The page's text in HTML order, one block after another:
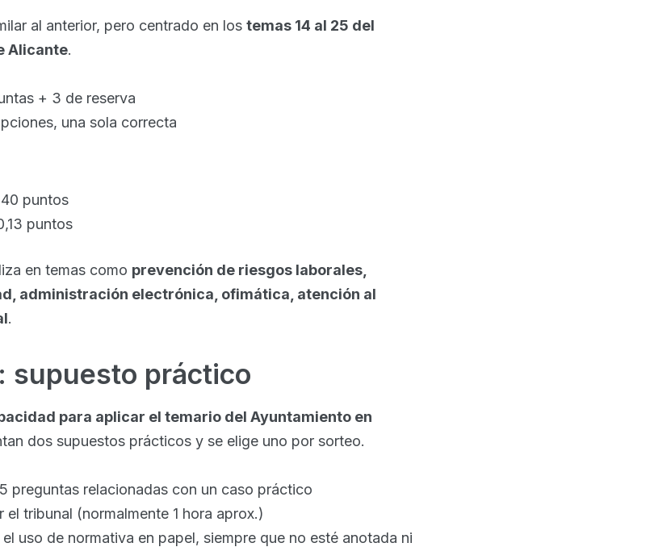
al anterior, pero centrado en los temas 14 al 25 del
Alicante.
+ 3 de reserva
una sola correcta
puntos
puntos
en temas como prevención de riesgos laborales,
administración electrónica, ofimática, atención al
.
supuesto práctico
para aplicar el temario del Ayuntamiento en
dos supuestos prácticos y se elige uno por sorteo.
preguntas relacionadas con un caso práctico
el tribunal (normalmente 1 hora aprox.)
uso de normativa en papel, siempre que no esté anotada ni